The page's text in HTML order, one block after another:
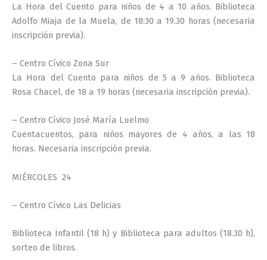
La Hora del Cuento para niños de 4 a 10 años. Biblioteca
Adolfo Miaja de la Muela, de 18:30 a 19.30 horas (necesaria
inscripción previa).
– Centro Cívico Zona Sur
La Hora del Cuento para niños de 5 a 9 años. Biblioteca
Rosa Chacel, de 18 a 19 horas (necesaria inscripción previa).
– Centro Cívico José María Luelmo
Cuentacuentos, para niños mayores de 4 años, a las 18
horas. Necesaria inscripción previa.
MIÉRCOLES 24
– Centro Cívico Las Delicias
Biblioteca Infantil (18 h) y Biblioteca para adultos (18.30 h),
sorteo de libros.